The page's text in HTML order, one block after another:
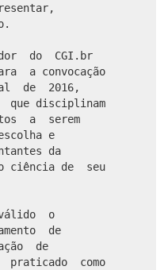
do CGI.br
a convocação
de 2016,
que disciplinam
a serem
e
da
ciência de seu
o
de
de
como